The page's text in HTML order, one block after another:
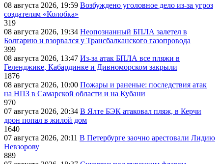
08 августа 2026, 19:59 Возбуждено уголовное дело из-за угроз
создателям «Колобка»
319
08 августа 2026, 19:34 Неопознанный БПЛА залетел в
Болгарию и взорвался у Трансбалканского газопровода
399
08 августа 2026, 13:47 Из-за атак БПЛА все пляжи в
Геленджике, Кабардинке и Дивноморском закрыли
1876
08 августа 2026, 10:00 Пожары и раненые: последствия атак
на НПЗ в Самарской области и на Кубани
970
07 августа 2026, 20:34 В Ялте БЭК атаковал пляж, в Керчи
дрон попал в жилой дом
1640
07 августа 2026, 20:11 В Петербурге заочно арестовали Лидию
Невзорову
889